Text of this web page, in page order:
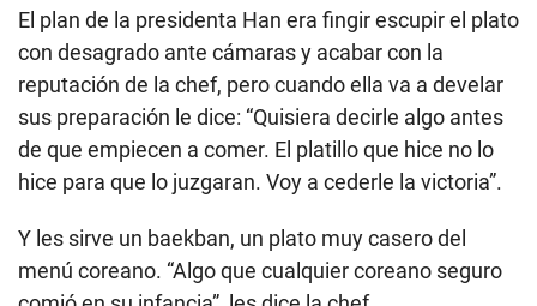
El plan de la presidenta Han era fingir escupir el plato
con desagrado ante cámaras y acabar con la
reputación de la chef, pero cuando ella va a develar
sus preparación le dice: “Quisiera decirle algo antes
de que empiecen a comer. El platillo que hice no lo
hice para que lo juzgaran. Voy a cederle la victoria”.
Y les sirve un baekban, un plato muy casero del
menú coreano. “Algo que cualquier coreano seguro